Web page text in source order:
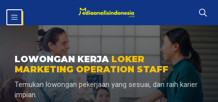
isi
MENU
LOWONGAN KERJA LOKER
MARKETING OPERATION STAFF
Temukan lowongan pekerjaan yang sesuai, dan raih karier
impian.